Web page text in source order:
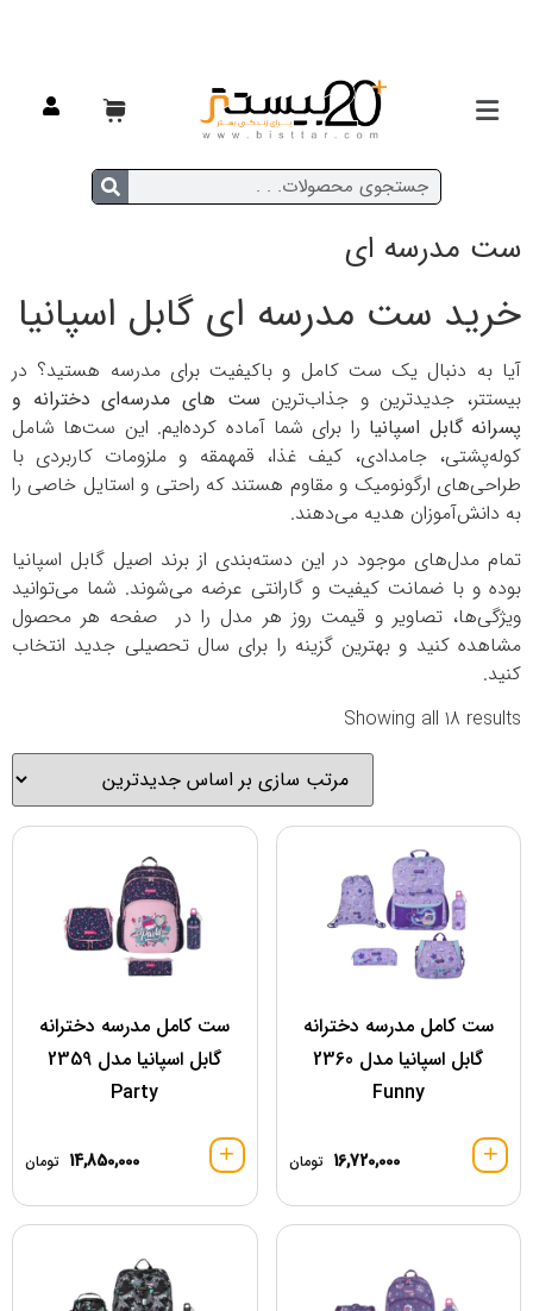
/ ست مدرسه ای
ست مدرسه ای
خرید ست مدرسه‌ ای گابل اسپانیا
آیا به دنبال یک ست کامل و باکیفیت برای مدرسه هستید؟ در
بیستتر، جدیدترین و جذاب‌ترین ست‌ های مدرسه‌ای دخترانه و
پسرانه گابل اسپانیا را برای شما آماده کرده‌ایم. این ست‌ها شامل
کوله‌پشتی، جامدادی، کیف غذا، قمهمقه و ملزومات کاربردی با
طراحی‌های ارگونومیک و مقاوم هستند که راحتی و استایل خاصی را
به دانش‌آموزان هدیه می‌دهند.
تمام مدل‌های موجود در این دسته‌بندی از برند اصیل گابل اسپانیا
بوده و با ضمانت کیفیت و گارانتی عرضه می‌شوند. شما می‌توانید
ویژگی‌ها، تصاویر و قیمت روز هر مدل را در صفحه هر محصول
مشاهده کنید و بهترین گزینه را برای سال تحصیلی جدید انتخاب
کنید.
Showing all 18 results
ست کامل مدرسه دخترانه
گابل اسپانیا مدل 2360
Funny
16,720,000 تومان
ست کامل مدرسه دخترانه
گابل اسپانیا مدل 2359
Party
14,850,000 تومان